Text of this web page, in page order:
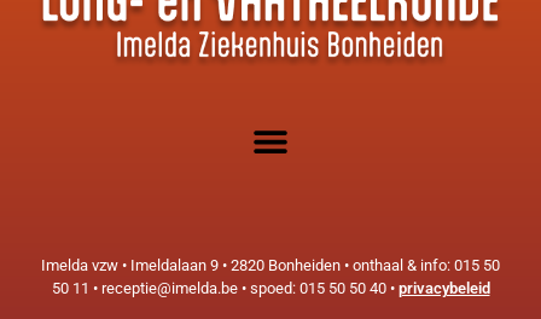
Imelda vzw • Imeldalaan 9 • 2820 Bonheiden • onthaal & info: 015 50
50 11 • receptie@imelda.be • spoed: 015 50 50 40 • privacybeleid